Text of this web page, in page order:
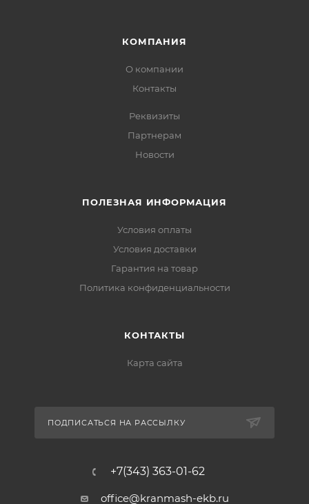
КОМПАНИЯ
О компании
Контакты
Реквизиты
Партнерам
Новости
ПОЛЕЗНАЯ ИНФОРМАЦИЯ
Условия оплаты
Условия доставки
Гарантия на товар
Политика конфиденциальности
КОНТАКТЫ
Карта сайта
ПОДПИСАТЬСЯ НА РАССЫЛКУ
+7(343) 363-01-62
office@kranmash-ekb.ru